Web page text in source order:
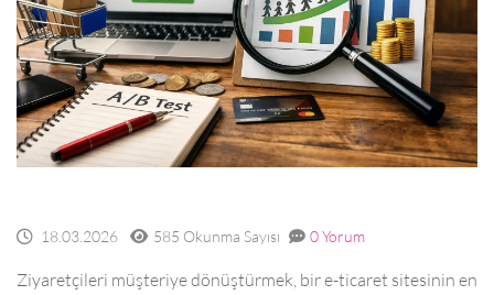
18.03.2026 585 Okunma Sayısı 0 Yorum
Ziyaretçileri müşteriye dönüştürmek, bir e-ticaret sitesinin en